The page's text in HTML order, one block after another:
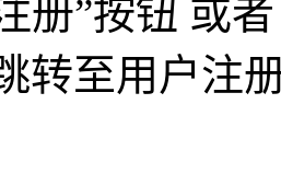
册”按钮 或
转至用户注